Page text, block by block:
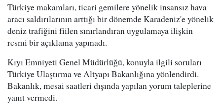
Türkiye makamları, ticari gemilere yönelik insansız hava
aracı saldırılarının arttığı bir dönemde Karadeniz'e yönelik
deniz trafiğini fiilen sınırlandıran uygulamaya ilişkin
resmi bir açıklama yapmadı.
Kıyı Emniyeti Genel Müdürlüğü, konuyla ilgili soruları
Türkiye Ulaştırma ve Altyapı Bakanlığına yönlendirdi.
Bakanlık, mesai saatleri dışında yapılan yorum taleplerine
yanıt vermedi.